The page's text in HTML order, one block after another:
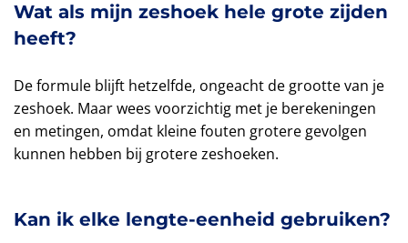
Wat als mijn zeshoek hele grote zijden
heeft?
De formule blijft hetzelfde, ongeacht de grootte van je
zeshoek. Maar wees voorzichtig met je berekeningen
en metingen, omdat kleine fouten grotere gevolgen
kunnen hebben bij grotere zeshoeken.
Kan ik elke lengte-eenheid gebruiken?